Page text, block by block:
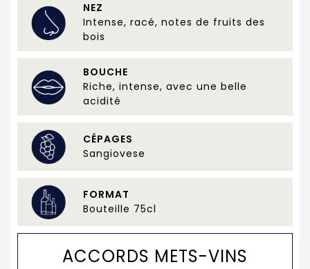
NEZ
Intense, racé, notes de fruits des
bois
BOUCHE
Riche, intense, avec une belle
acidité
CÉPAGES
Sangiovese
FORMAT
Bouteille 75cl
ACCORDS METS-VINS